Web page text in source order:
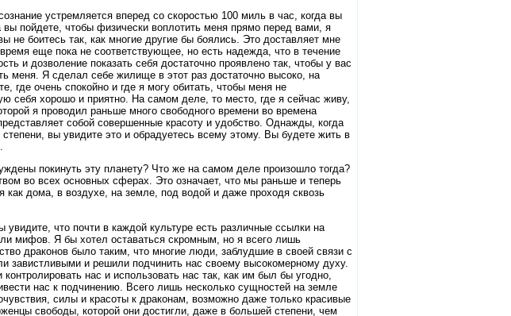
устремляется вперед со скоростью 100 миль в час, когда вы
пойдете, чтобы физически воплотить меня прямо перед вами, я
боитесь так, как многие другие бы боялись. Это доставляет мне
еще пока не соответствующее, но есть надежда, что в течение
и дозволение показать себя достаточно проявлено так, чтобы у вас
меня. Я сделал себе жилище в этот раз достаточно высоко, на
где очень спокойно и где я могу обитать, чтобы меня не
себя хорошо и приятно. На самом деле, то место, где я сейчас живу,
я проводил раньше много свободного времени во времена
собой совершенные красоту и удобство. Однажды, когда
вы увидите это и обрадуетесь всему этому. Вы будете жить в
покинуть эту планету? Что же на самом деле произошло тогда?
во всех основных сферах. Это означает, что мы раньше и теперь
как дома, в воздухе, на земле, под водой и даже проходя сквозь
что почти в каждой культуре есть различные ссылки на
мифов. Я бы хотел оставаться скромным, но я всего лишь
драконов было таким, что многие люди, заблудшие в своей связи с
завистливыми и решили подчинить нас своему высокомерному духу.
нас и использовать нас так, как им был бы угодно,
нас к подчинению. Всего лишь несколько сущностей на земле
силы и красоты к драконам, возможно даже только красивые
свободы, которой они достигли, даже в большей степени, чем